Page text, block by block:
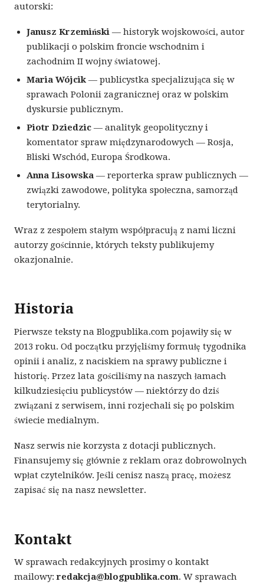
autorski:
Janusz Krzemiński — historyk wojskowości, autor
publikacji o polskim froncie wschodnim i
zachodnim II wojny światowej.
Maria Wójcik — publicystka specjalizująca się w
sprawach Polonii zagranicznej oraz w polskim
dyskursie publicznym.
Piotr Dziedzic — analityk geopolityczny i
komentator spraw międzynarodowych — Rosja,
Bliski Wschód, Europa Środkowa.
Anna Lisowska — reporterka spraw publicznych —
związki zawodowe, polityka społeczna, samorząd
terytorialny.
Wraz z zespołem stałym współpracują z nami liczni
autorzy gościnnie, których teksty publikujemy
okazjonalnie.
Historia
Pierwsze teksty na Blogpublika.com pojawiły się w
2013 roku. Od początku przyjęliśmy formułę tygodnika
opinii i analiz, z naciskiem na sprawy publiczne i
historię. Przez lata gościliśmy na naszych łamach
kilkudziesięciu publicystów — niektórzy do dziś
związani z serwisem, inni rozjechali się po polskim
świecie medialnym.
Nasz serwis nie korzysta z dotacji publicznych.
Finansujemy się głównie z reklam oraz dobrowolnych
wpłat czytelników. Jeśli cenisz naszą pracę, możesz
zapisać się na nasz newsletter.
Kontakt
W sprawach redakcyjnych prosimy o kontakt
mailowy:redakcja@blogpublika.com. W sprawach